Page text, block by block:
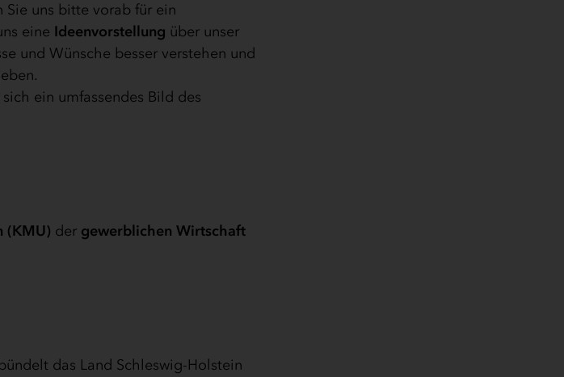
uns bitte vorab für ein
eine Ideenvorstellung über unser
und Wünsche besser verstehen und
ein umfassendes Bild des
(KMU) der gewerblichen Wirtschaft
das Land Schleswig-Holstein